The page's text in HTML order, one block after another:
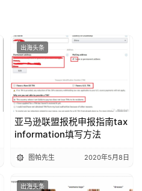
出海头条
亚马逊联盟报税申报指南tax
information填写方法
图帕先生 2020年5月8日
出海头条